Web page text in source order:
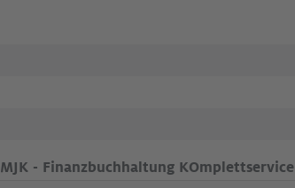
MJK - Finanzbuchhaltung KOmplettservice